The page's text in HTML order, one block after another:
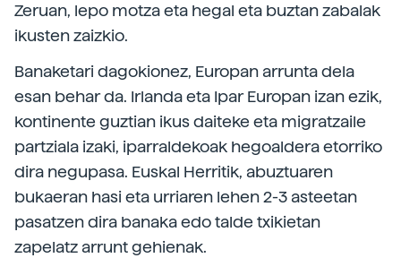
Zeruan, lepo motza eta hegal eta buztan zabalak
ikusten zaizkio.
Banaketari dagokionez, Europan arrunta dela
esan behar da. Irlanda eta Ipar Europan izan ezik,
kontinente guztian ikus daiteke eta migratzaile
partziala izaki, iparraldekoak hegoaldera etorriko
dira negupasa. Euskal Herritik, abuztuaren
bukaeran hasi eta urriaren lehen 2-3 asteetan
pasatzen dira banaka edo talde txikietan
zapelatz arrunt gehienak.